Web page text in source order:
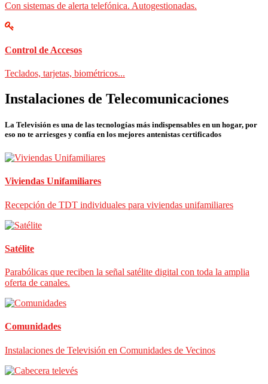
Con sistemas de alerta telefónica. Autogestionadas.
Control de Accesos
Teclados, tarjetas, biométricos...
Instalaciones de Telecomunicaciones
La Televisión es una de las tecnologías más indispensables en un hogar, por
eso no te arriesges y confía en los mejores antenistas certificados
Viviendas Unifamiliares
Recepción de TDT individuales para viviendas unifamiliares
Satélite
Parabólicas que reciben la señal satélite digital con toda la amplia
oferta de canales.
Comunidades
Instalaciones de Televisión en Comunidades de Vecinos